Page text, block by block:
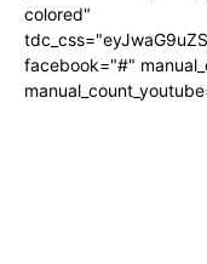
colored"
facebook="#"